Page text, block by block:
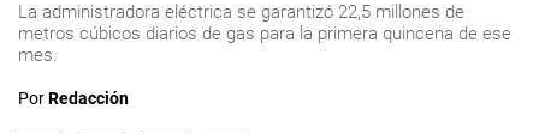
La administradora eléctrica se garantizó 22,5 millones de
metros cúbicos diarios de gas para la primera quincena de ese
mes.
PorRedacción